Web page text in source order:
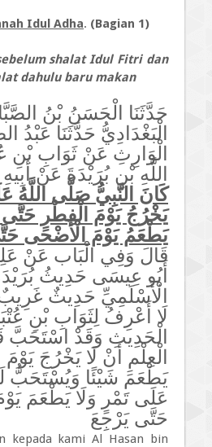
Idul Adha. (Bagian 1)
shalat Idul Fitri dan
dahulu baru makan
حَدَّثَنَا الْحَسَنُ بْنُ
الْبَغْدَادِيُّ حَدَّثَنَا عَبْدُ
الْوَارِثِ عَنْ ثَوَابِ بْنِ
اللَّهِ بْنِ بُرَيْدَةَ عَنْ
كَانَ النَّبِيُّ صَلَّى اللَّهُ
يَخْرُجُ يَوْمَ الْفِطْرِ
يَطْعَمُ يَوْمَ الْأَضْحَى
قَالَ وَفِي الْبَاب عَنْ
أَبُو عِيسَى حَدِيثُ
الْأَسْلَمِيِّ حَدِيثٌ
لَا أَعْرِفُ لِثَوَابِ بْنِ
الْحَدِيثِ وَقَدْ اسْتَحَبَّ
الْعِلْمِ أَنْ لَا يَخْرُجَ
يَطْعَمَ شَيْئًا وَيُسْتَحَبُّ
عَلَى تَمْرٍ وَلَا يَطْعَمَ
حَتَّى يَرْجِعَ
kepada kami Al Hasan bin